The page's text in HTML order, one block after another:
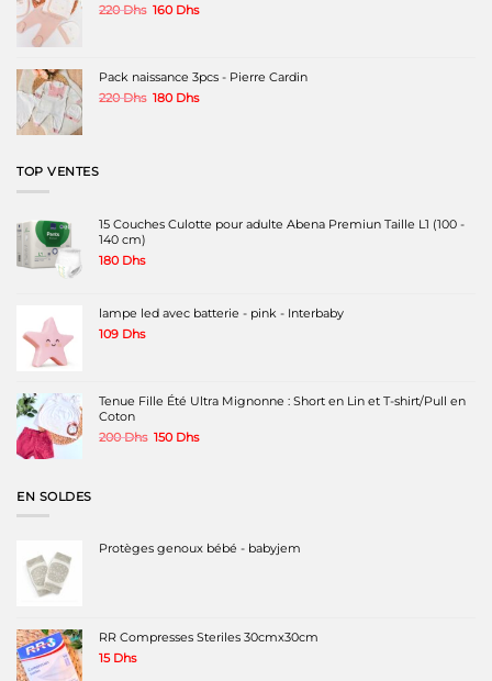
220Dhs Le
220 Dhs.
160 DhsLe
160 Dhs.
Pack naissance 3pcs - Pierre Cardin
220Dhs Le
180 DhsLe
TOP VENTES
15 Couches Culotte pour adulte Abena Premiun Taille L1 (100 -
140 cm)
180 Dhs
lampe led avec batterie - pink - Interbaby
109 Dhs
Tenue Fille Été Ultra Mignonne : Short en Lin et T-shirt/Pull en
Coton
200Dhs Le
150 DhsLe
EN SOLDES
Protèges genoux bébé - babyjem
RR Compresses Steriles 30cmx30cm
15 Dhs